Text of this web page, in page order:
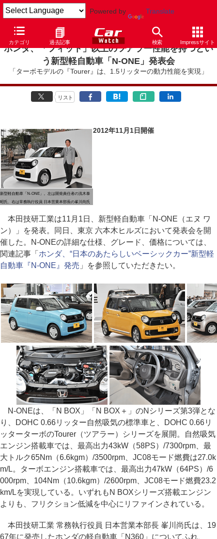
Powered by Translate
カテゴリ 過去記事 検索 Impressサイト
ホンダ、「フィット」以上のツアラー性能を持つとい
う新型軽自動車「N-ONE」発表会
「ターボモデルの『Tourer』は、1.5リッターの動力性能を実現」
リスト
新型軽自動車「N-ONE」。左は開発責任者の浅木泰
昭氏、右は常務執行役員 日本営業本部長の峯川尚氏
2012年11月1日開催
本田技研工業は11月1日、新型軽自動車「N-ONE（エヌ ワ
ン）」を発表。同日、東京 六本木ヒルズにおいて発表会を開
催した。N-ONEの詳細な仕様、グレード、価格については、
関連記事「 ホンダ、“日本のあたらしいベーシックカー”新型軽
自動車『N-ONE』発売 」を参照していただきたい。
N-ONEは、「N BOX」「N BOX＋」のNシリーズ第3弾とな
り、DOHC 0.66リッター自然吸気の標準車と、DOHC 0.66リ
ッターターボのTourer（ツアラー）シリーズを展開。自然吸気
エンジン搭載車では、最高出力43kW（58PS）/7300rpm、最
大トルク65Nm（6.6kgm）/3500rpm、JC08モード燃費は27.0k
m/L。ターボエンジン搭載車では、最高出力47kW（64PS）/6
000rpm、104Nm（10.6kgm）/2600rpm、JC08モード燃費23.2
km/Lを実現している。いずれもN BOXシリーズ搭載エンジン
よりも、フリクション低減を中心にリファインされている。
本田技研工業 常務執行役員 日本営業本部長 峯川尚氏は、19
67年に発売したホンダの軽自動車「N360」についてふれ、